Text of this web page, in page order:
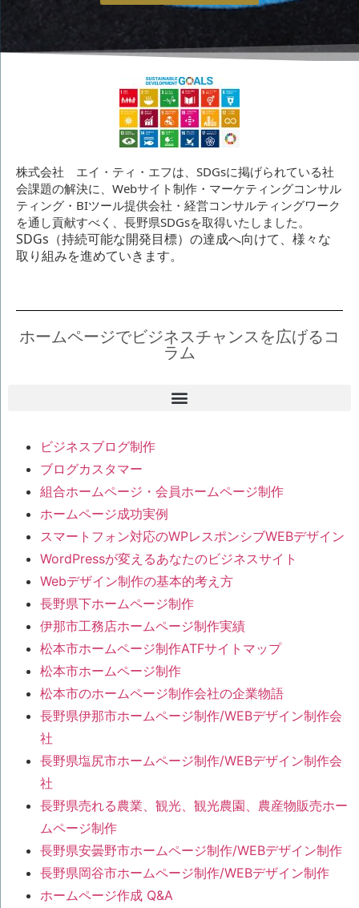
株式会社 エイ・ティ・エフは、SDGsに掲げられている社
会課題の解決に、Webサイト制作・マーケティングコンサル
ティング・BIツール提供会社・経営コンサルティングワーク
を通し貢献すべく、長野県SDGsを取得いたしました。
SDGs（持続可能な開発目標）の達成へ向けて、様々な
取り組みを進めていきます。
ホームページでビジネスチャンスを広げるコ
ラム
ビジネスブログ制作
ブログカスタマー
組合ホームページ・会員ホームページ制作
ホームページ成功実例
スマートフォン対応のWPレスポンシブWEBデザイン
WordPressが変えるあなたのビジネスサイト
Webデザイン制作の基本的考え方
長野県下ホームページ制作
伊那市工務店ホームページ制作実績
松本市ホームページ制作ATFサイトマップ
松本市ホームページ制作
松本市のホームページ制作会社の企業物語
長野県伊那市ホームページ制作/WEBデザイン制作会
社
長野県塩尻市ホームページ制作/WEBデザイン制作会
社
長野県売れる農業、観光、観光農園、農産物販売ホー
ムページ制作
長野県安曇野市ホームページ制作/WEBデザイン制作
長野県岡谷市ホームページ制作/WEBデザイン制作
ホームページ作成 Q&A